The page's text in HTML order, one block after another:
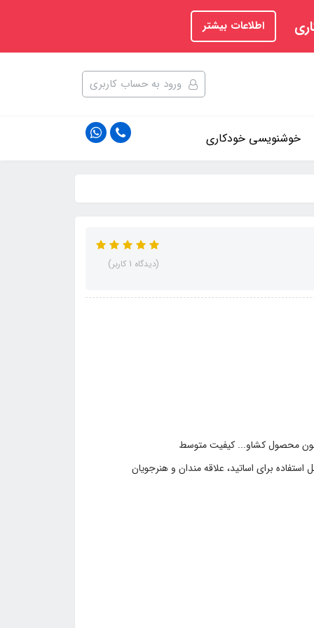
اطلاعات بیشتر
ورود به حساب کاربری
خوشنویسی خودکاری
(دیدگاه 1 کاربر)
محصول کشاو... کیفیت متوسط
برای اساتید، علاقه‏ مندان و هنرجویان